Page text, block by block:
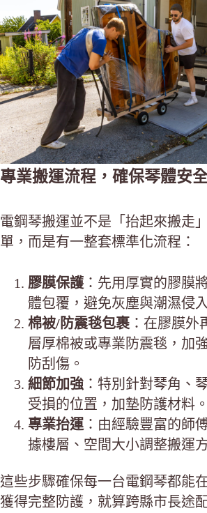
專業搬運流程，確保琴體安
電鋼琴搬運並不是「抬起來搬走
單，而是有一整套標準化流程：
膠膜保護 ：先用厚實的膠膜
體包覆，避免灰塵與潮濕侵
棉被/防震毯包裹 ：在膠膜外
層厚棉被或專業防震毯，加
防刮傷。
細節加強 ：特別針對琴角、
受損的位置，加墊防護材料。
專業抬運 ：由經驗豐富的師
據樓層、空間大小調整搬運
這些步驟確保每一台電鋼琴都能
獲得完整防護，就算跨縣市長途